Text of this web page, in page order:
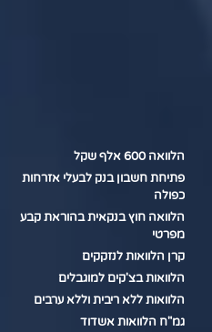
הלוואה 600 אלף שקל
פתיחת חשבון בנק לבעלי אזרחות
כפולה
הלוואה חוץ בנקאית בהוראת קבע
מפרטי
קרן הלוואות לנזקקים
הלוואות בצ'קים למוגבלים
הלוואות ללא ריבית וללא ערבים
גמ"ח הלוואות אשדוד